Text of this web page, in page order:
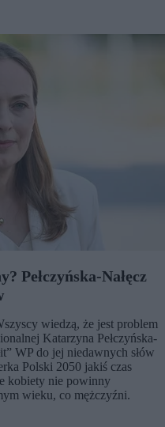
Pełczyńska-Nałęcz
wiedzą, że jest problem
Katarzyna Pełczyńska-
WP do jej niedawnych słów
Polski 2050 jakiś czas
kobiety nie powinny
wieku, co mężczyźni.